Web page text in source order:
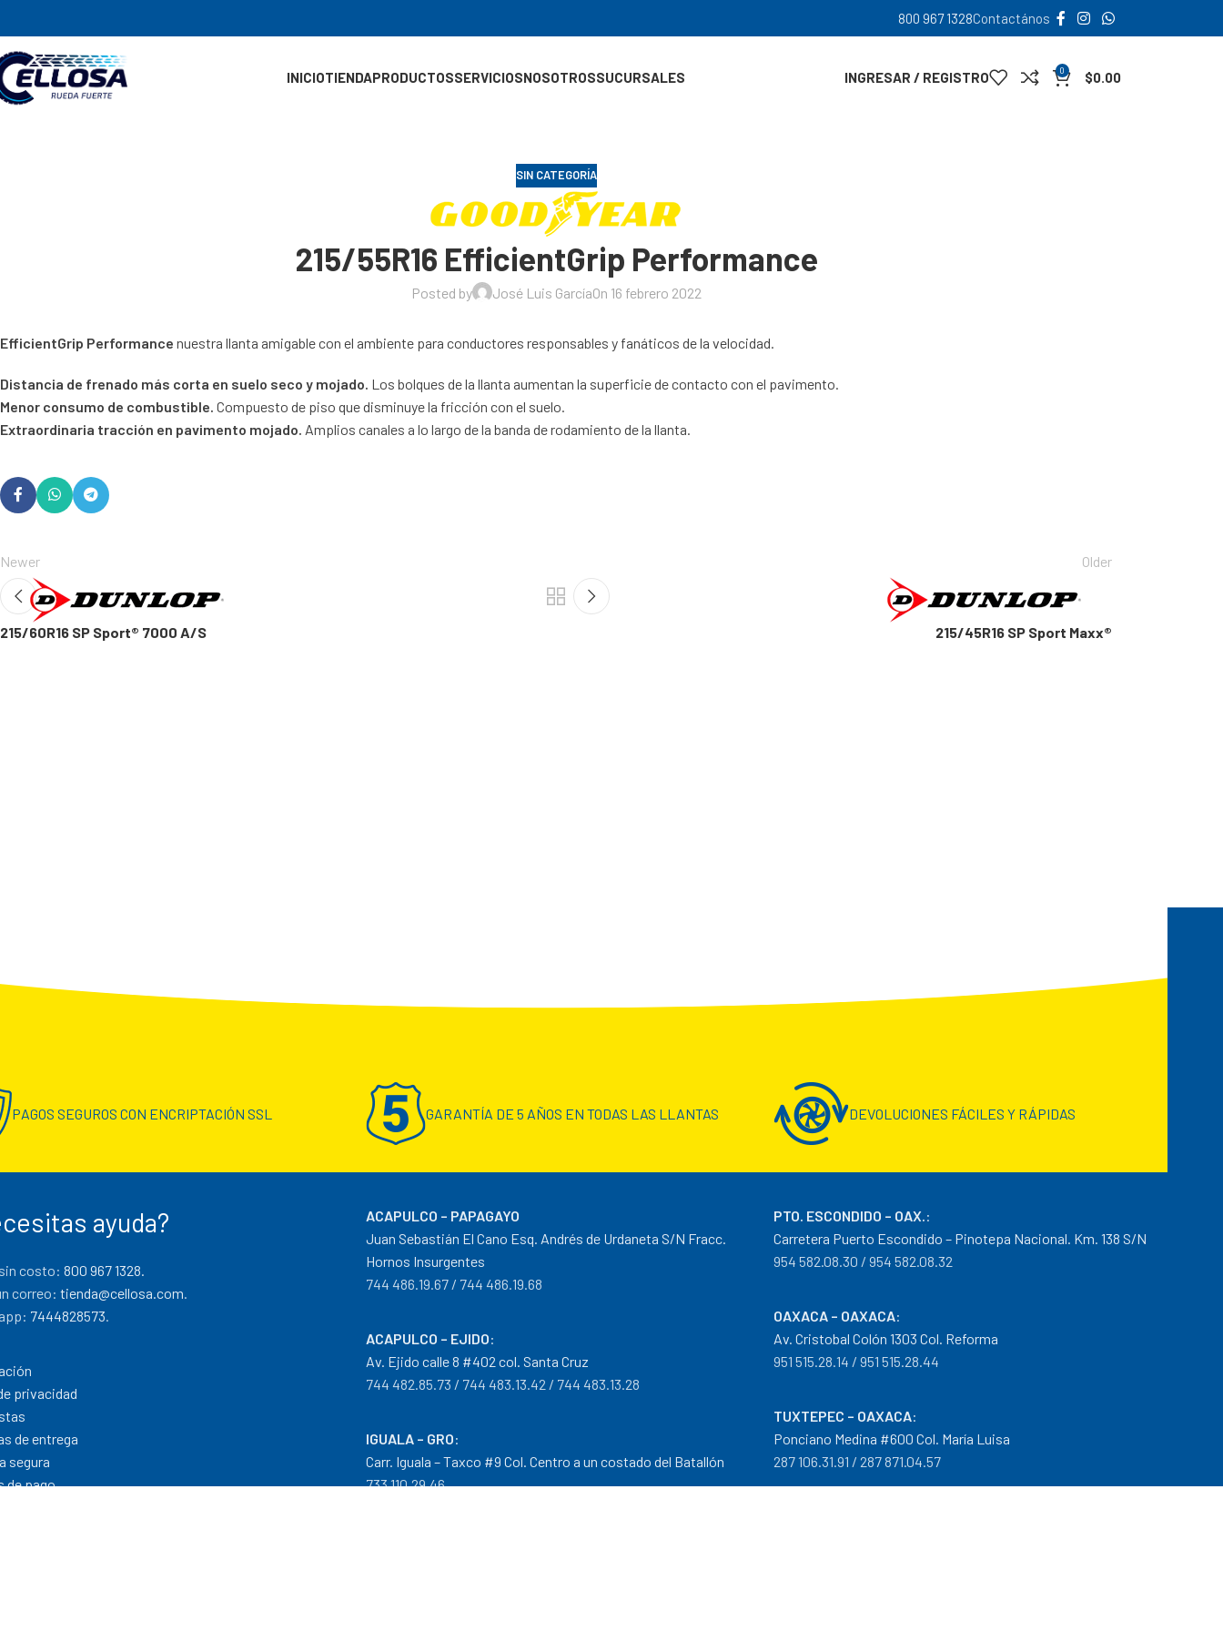
800 967 1328Contactános
INICIOTIENDAPRODUCTOSSERVICIOSNOSOTROSSUCURSALES INGRESAR / REGISTRO 0 $0.00
SIN CATEGORÍA
215/55R16 EfficientGrip Performance
Posted by José Luis GarcíaOn 16 febrero 2022
EfficientGrip Performance nuestra llanta amigable con el ambiente para conductores responsables y fanáticos de la velocidad.
Distancia de frenado más corta en suelo seco y mojado. Los bolques de la llanta aumentan la superficie de contacto con el pavimento.
Menor consumo de combustible. Compuesto de piso que disminuye la fricción con el suelo.
Extraordinaria tracción en pavimento mojado. Amplios canales a lo largo de la banda de rodamiento de la llanta.
Newer
215/60R16 SP Sport® 7000 A/S
Older
215/45R16 SP Sport Maxx®
PAGOS SEGUROS CON ENCRIPTACIÓN SSL GARANTÍA DE 5 AÑOS EN TODAS LAS LLANTAS DEVOLUCIONES FÁCILES Y RÁPIDAS
ayuda?
costo:800 967 1328.
correo:tienda@cellosa.com
7444828573
privacidad
de entrega
segura
de pago
ACAPULCO – PAPAGAYO
Juan Sebastián El Cano Esq. Andrés de Urdaneta S/N Fracc.
Hornos Insurgentes
744 486.19.67 / 744 486.19.68
ACAPULCO – EJIDO:
Av. Ejido calle 8 #402 col. Santa Cruz
744 482.85.73 / 744 483.13.42 / 744 483.13.28
IGUALA – GRO:
Carr. Iguala – Taxco #9 Col. Centro a un costado del Batallón
733 110.29.46
PTO. ESCONDIDO – OAX. :
Carretera Puerto Escondido – Pinotepa Nacional. Km. 138 S/N
954 582.08.30 / 954 582.08.32
OAXACA – OAXACA:
Av. Cristobal Colón 1303 Col. Reforma
951 515.28.14 / 951 515.28.44
TUXTEPEC – OAXACA:
Ponciano Medina #600 Col. María Luisa
287 106.31.91 / 287 871.04.57